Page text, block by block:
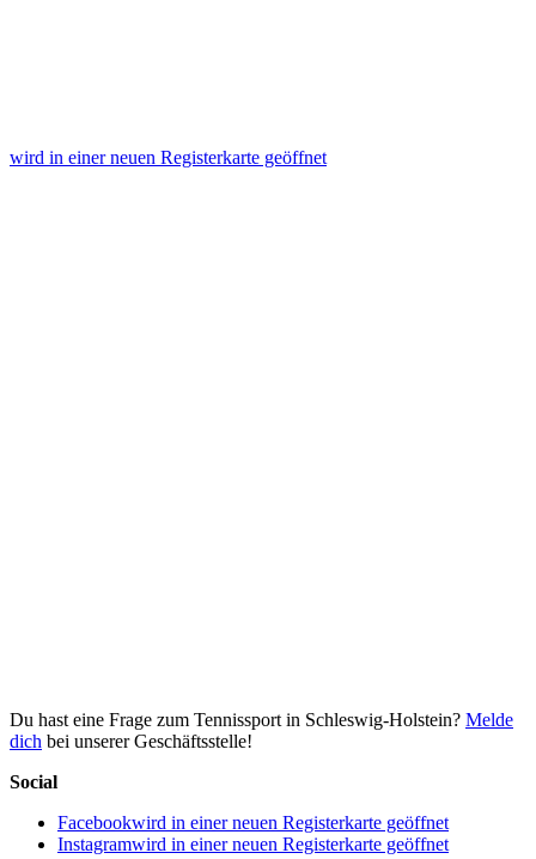
wird in einer neuen Registerkarte geöffnet
Du hast eine Frage zum Tennissport in Schleswig-Holstein? Melde
dich bei unserer Geschäftsstelle!
Social
Facebookwird in einer neuen Registerkarte geöffnet
Instagramwird in einer neuen Registerkarte geöffnet